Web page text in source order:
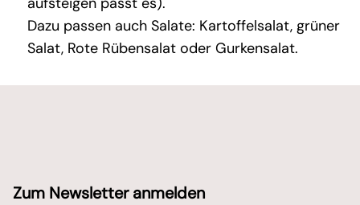
Dazu passen auch Salate: Kartoffelsalat, grüner
Salat, Rote Rübensalat oder Gurkensalat.
Zum Newsletter anmelden